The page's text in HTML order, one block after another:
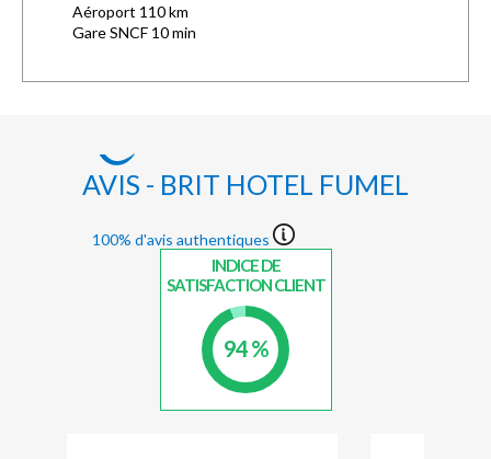
Aéroport 110 km
Gare SNCF 10 min
AVIS - BRIT HOTEL FUMEL
100% d'avis authentiques
INDICE DE
SATISFACTION CLIENT
94 %